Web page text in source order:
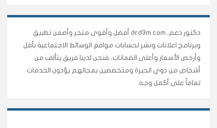
دكتور دعم، drd3m.com أفضل وأقوى متجر وأضمن تطبيق
وبرنامج اعلانات ونشر لحسابات مواقع الوسائط الاجتماعية بأقل
وأرخص الأسعار وأعلى الضمانات، فنحن لدينا فريق يتألف من
أشخاص من ذوي الخبرة ومتخصصين بمجالهم يؤدون الخدمات
تماماً على أكمل وجه.